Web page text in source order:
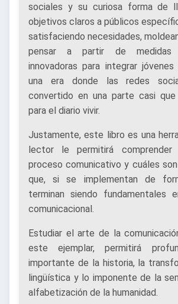
sociales y su curiosa forma de
objetivos claros a públicos
satisfaciendo necesidades,
pensar a partir de medidas
innovadoras para integrar
una era donde las redes
convertido en una parte casi que
para el diario vivir.
Justamente, este libro es una
lector le permitirá
proceso comunicativo y cuáles
que, si se implementan de
terminan siendo fundamentales
comunicacional.
Estudiar el arte de la
este ejemplar, permitirá
importante de la historia, la
lingüística y lo imponente de la
alfabetización de la humanidad.